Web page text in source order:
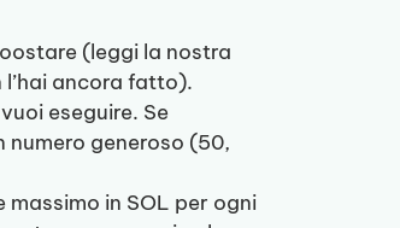
(leggi la nostra
l’hai ancora fatto).
eseguire. Se
numero generoso (50,
massimo in SOL per ogni